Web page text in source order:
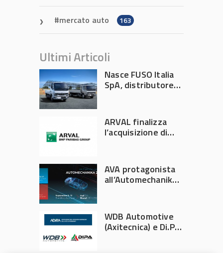
mercato auto 163
Ultimi Articoli
Nasce FUSO Italia
SpA, distributore
ARVAL finalizza
l’acquisizione di
AVA protagonista
all’Automechanika
WDB Automotive
(Axitecnica) e Di.Pa.